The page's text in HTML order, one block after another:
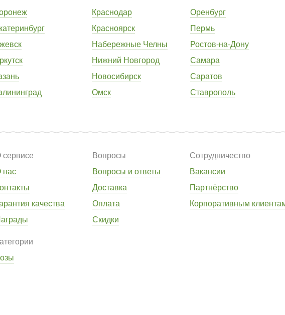
Краснодар
Красноярск
Набережные Челны
Нижний Новгород
Новосибирск
Омск
Оренбург
Пермь
Ростов-на-Дону
Самара
Саратов
Ставрополь
нас
качества
Вопросы
Вопросы и ответы
Доставка
Оплата
Скидки
Сотрудничество
Вакансии
Партнёрство
Корпоративным